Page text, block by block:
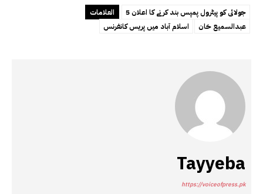
العلامات
5 جولائی کو پیٹرول پمپس بند کر نے کا اعلان
اسلام آباد میں پریس کانفرنس
عبدالسمیع خان
Tayyeba
https://voiceofpress.pk